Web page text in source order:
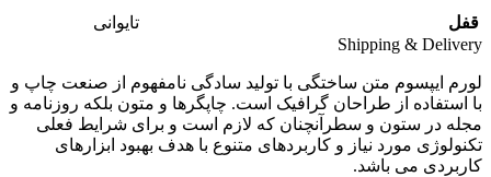
قفل
تایوانی
Shipping & Delivery
لورم ایپسوم متن ساختگی با تولید سادگی نامفهوم از صنعت چاپ و
با استفاده از طراحان گرافیک است. چاپگرها و متون بلکه روزنامه و
مجله در ستون و سطرآنچنان که لازم است و برای شرایط فعلی
تکنولوژی مورد نیاز و کاربردهای متنوع با هدف بهبود ابزارهای
کاربردی می باشد.